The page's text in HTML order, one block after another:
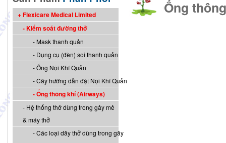
Flexicare Medical Limited
Kiểm soát đường thở
Mask thanh quản
Dụng cụ (đèn) soi thanh quản
Ống Nội Khí Quản
Cây hướng dẫn đặt Nội Khí Quản
Ống thông khí (Airways)
Hệ thống thở dùng trong gây mê
& máy thở
Các loại dây thở dùng trong gây
Ống